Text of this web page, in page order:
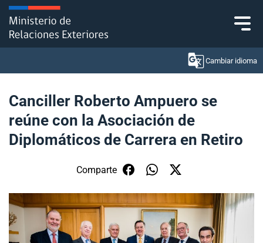
Click acá para ir directamente al contenido
Cambiar idioma
Ministerio
Política Exterior
Embajadas y consulados
Servicios ciudadanos
Subsecretaría de Relaciones Económicas
Canciller Roberto Ampuero se
reúne con la Asociación de
Diplomáticos de Carrera en Retiro
Comparte